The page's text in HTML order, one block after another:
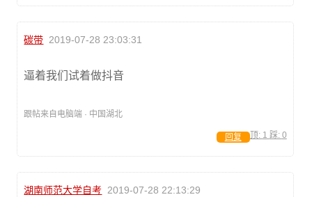
碳带 2019-07-28 23:03:31
逼着我们试着做抖音
跟帖来自电脑端 · 中国湖北
顶: 1 踩: 0
回复
湖南师范大学自考 2019-07-28 22:13:29